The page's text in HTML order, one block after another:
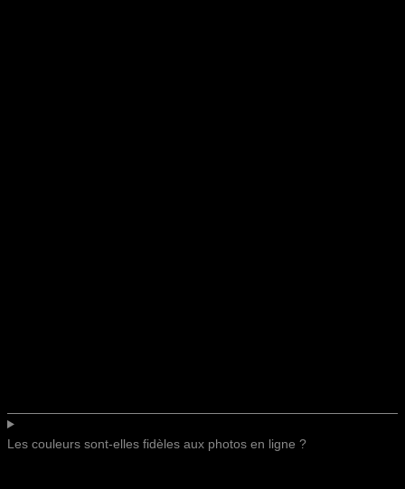
Les couleurs sont-elles fidèles aux photos en ligne ?